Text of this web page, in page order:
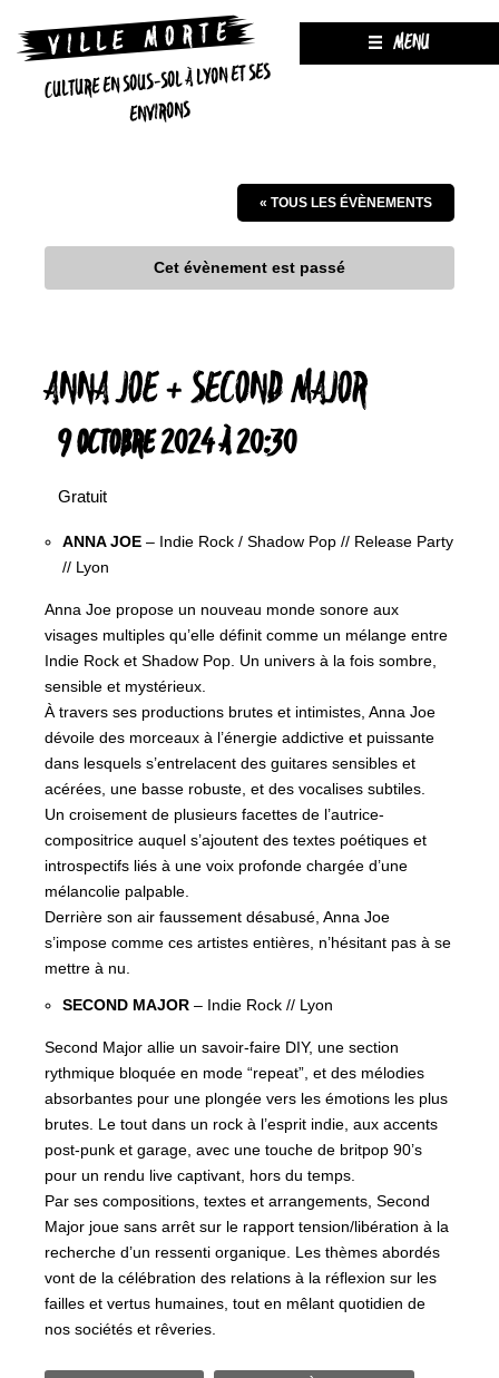
CULTURE EN SOUS-SOL À LYON ET SES
ENVIRONS
MENU
« TOUS LES ÉVÈNEMENTS
Cet évènement est passé
ANNA JOE + SECOND MAJOR
9 OCTOBRE 2024 À 20:30
Gratuit
ANNA JOE – Indie Rock / Shadow Pop // Release Party
// Lyon
Anna Joe propose un nouveau monde sonore aux
visages multiples qu’elle définit comme un mélange entre
Indie Rock et Shadow Pop. Un univers à la fois sombre,
sensible et mystérieux.
À travers ses productions brutes et intimistes, Anna Joe
dévoile des morceaux à l’énergie addictive et puissante
dans lesquels s’entrelacent des guitares sensibles et
acérées, une basse robuste, et des vocalises subtiles.
Un croisement de plusieurs facettes de l’autrice-
compositrice auquel s’ajoutent des textes poétiques et
introspectifs liés à une voix profonde chargée d’une
mélancolie palpable.
Derrière son air faussement désabusé, Anna Joe
s’impose comme ces artistes entières, n’hésitant pas à se
mettre à nu.
SECOND MAJOR – Indie Rock // Lyon
Second Major allie un savoir-faire DIY, une section
rythmique bloquée en mode “repeat”, et des mélodies
absorbantes pour une plongée vers les émotions les plus
brutes. Le tout dans un rock à l’esprit indie, aux accents
post-punk et garage, avec une touche de britpop 90’s
pour un rendu live captivant, hors du temps.
Par ses compositions, textes et arrangements, Second
Major joue sans arrêt sur le rapport tension/libération à la
recherche d’un ressenti organique. Les thèmes abordés
vont de la célébration des relations à la réflexion sur les
failles et vertus humaines, tout en mêlant quotidien de
nos sociétés et rêveries.